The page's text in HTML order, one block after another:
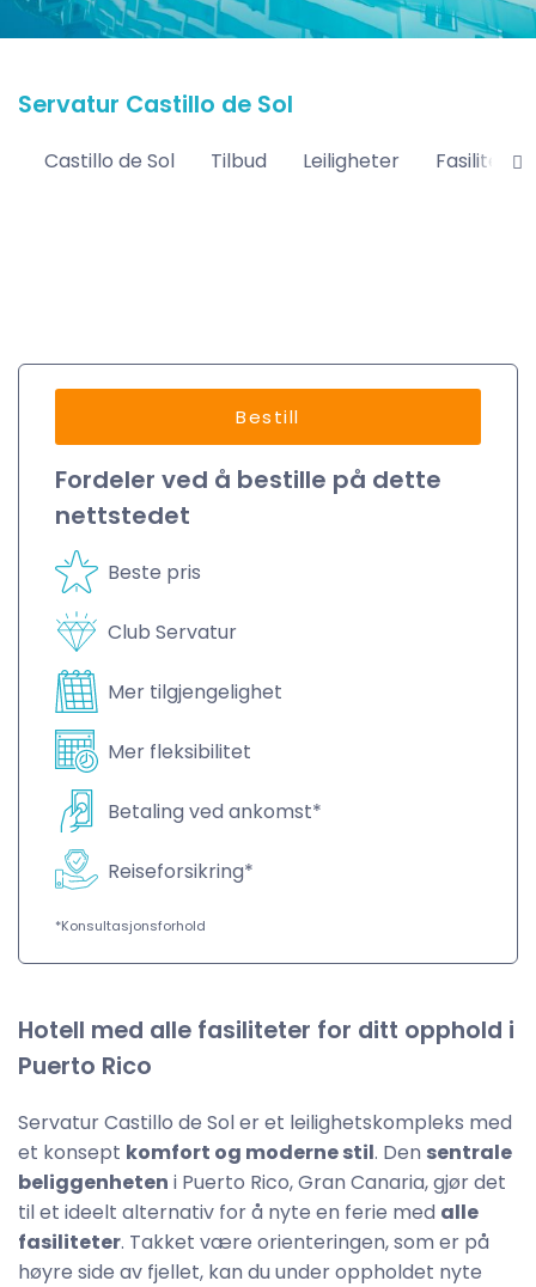
Servatur Castillo de Sol
Castillo de Sol Tilbud Leiligheter Fasiliteter
Hotell med alle fasiliteter for ditt opphold i
Puerto Rico
Servatur Castillo de Sol er et leilighetskompleks med
et konsept komfort og moderne stil. Den sentrale
beliggenheten i Puerto Rico, Gran Canaria, gjør det
til et ideelt alternativ for å nyte en ferie med alle
fasiliteter. Takket være orienteringen, som er på
høyre side av fjellet, kan du under oppholdet nyte
Bestill
Fordeler ved å bestille på dette
nettstedet
Beste pris
Club Servatur
Mer tilgjengelighet
Mer fleksibilitet
Betaling ved ankomst*
Reiseforsikring*
*Konsultasjonsforhold